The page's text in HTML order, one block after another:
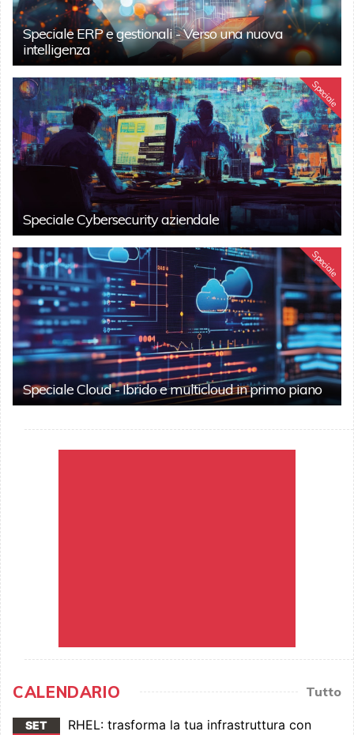
Speciale ERP e gestionali - Verso una nuova
intelligenza
Speciale
Speciale Cybersecurity aziendale
Speciale
Speciale Cloud - Ibrido e multicloud in primo piano
CALENDARIO Tutto
SET
RHEL: trasforma la tua infrastruttura con